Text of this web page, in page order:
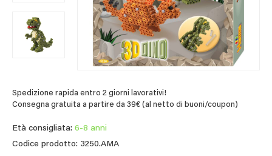
Spedizione rapida entro 2 giorni lavorativi!
Consegna gratuita a partire da 39€ (al netto di buoni/coupon)
Età consigliata: 6-8 anni
Codice prodotto: 3250.AMA